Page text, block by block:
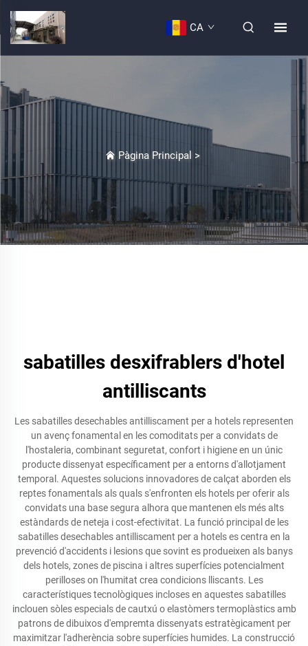
CA
Pàgina Principal >
sabatilles desxifrablers d'hotel
antilliscants
Les sabatilles desechables antilliscament per a hotels representen
un avenç fonamental en les comoditats per a convidats de
l'hostaleria, combinant seguretat, confort i higiene en un únic
producte dissenyat específicament per a entorns d'allotjament
temporal. Aquestes solucions innovadores de calçat aborden els
reptes fonamentals als quals s'enfronten els hotels per oferir als
convidats una base segura alhora que mantenen els més alts
estàndards de neteja i cost-efectivitat. La funció principal de les
sabatilles desechables antilliscament per a hotels es centra en la
prevenció d'accidents i lesions que sovint es produeixen als banys
dels hotels, zones de piscina i altres superfícies potencialment
perilloses on l'humitat crea condicions lliscants. Les
característiques tecnològiques incloses en aquestes sabatilles
inclouen sòles especials de cautxú o elastòmers termoplàstics amb
patrons de dibuixos d'empremta dissenyats estratègicament per
maximitzar l'adherència sobre superfícies humides. La construcció